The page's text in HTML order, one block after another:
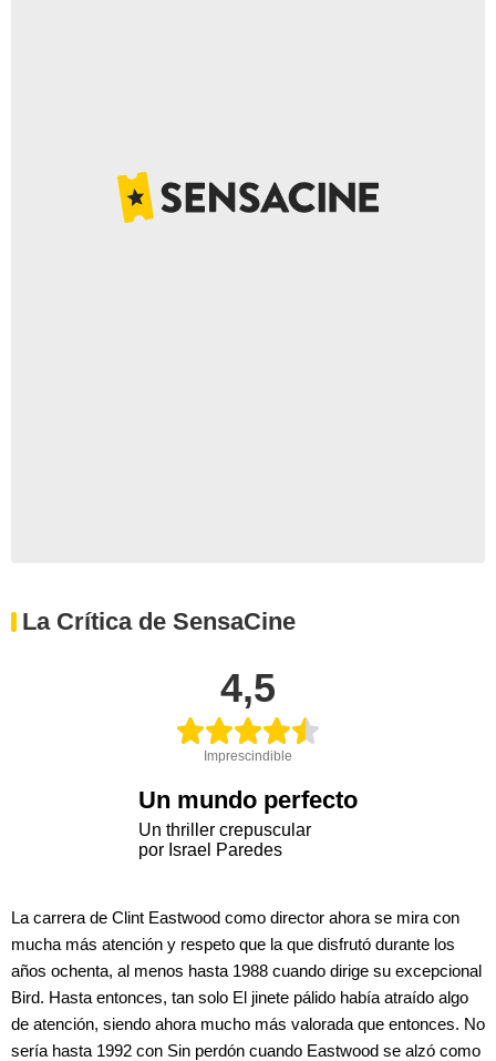
La Crítica de SensaCine
4,5
Imprescindible
Un mundo perfecto
Un thriller crepuscular
por Israel Paredes
La carrera de Clint Eastwood como director ahora se mira con
mucha más atención y respeto que la que disfrutó durante los
años ochenta, al menos hasta 1988 cuando dirige su excepcional
Bird. Hasta entonces, tan solo El jinete pálido había atraído algo
de atención, siendo ahora mucho más valorada que entonces. No
sería hasta 1992 con Sin perdón cuando Eastwood se alzó como